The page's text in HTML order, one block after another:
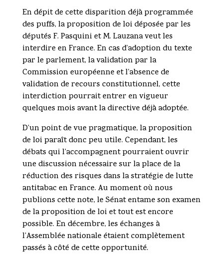
En dépit de cette disparition déjà programmée
des puffs, la proposition de loi déposée par les
députés F. Pasquini et M. Lauzana veut les
interdire en France. En cas d’adoption du texte
par le parlement, la validation par la
Commission européenne et l’absence de
validation de recours constitutionnel, cette
interdiction pourrait entrer en vigueur
quelques mois avant la directive déjà adoptée.
D’un point de vue pragmatique, la proposition
de loi paraît donc peu utile. Cependant, les
débats qui l’accompagnent pourraient ouvrir
une discussion nécessaire sur la place de la
réduction des risques dans la stratégie de lutte
antitabac en France. Au moment où nous
publions cette note, le Sénat entame son examen
de la proposition de loi et tout est encore
possible. En décembre, les échanges à
l’Assemblée nationale étaient complètement
passés à côté de cette opportunité.